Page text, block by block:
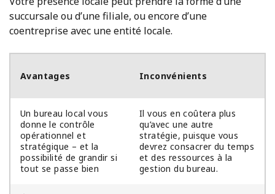
succursale ou d’une filiale, ou encore d’une
coentreprise avec une entité locale.
Avantages Inconvénients
Un bureau local vous
donne le contrôle
opérationnel et
stratégique – et la
possibilité de grandir si
tout se passe bien
Il vous en coûtera plus
qu’avec une autre
stratégie, puisque vous
devrez consacrer du temps
et des ressources à la
gestion du bureau.